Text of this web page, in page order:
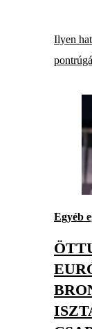
Ilyen
Egyéb